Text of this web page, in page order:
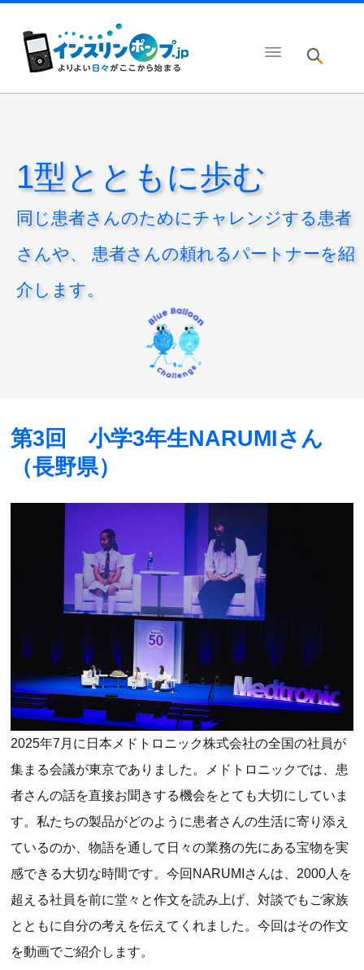
1型とともに歩む
同じ患者さんのためにチャレンジする患者
さんや、
患者さんの頼れるパートナーを紹
介します。
第3回 小学3年生NARUMIさん
（長野県）
2025年7月に日本メドトロニック株式会社の全国の社員が
集まる会議が東京でありました。メドトロニックでは、患
者さんの話を直接お聞きする機会をとても大切にしていま
す。私たちの製品がどのように患者さんの生活に寄り添え
ているのか、物語を通して日々の業務の先にある宝物を実
感できる大切な時間です。今回NARUMIさんは、2000人を
超える社員を前に堂々と作文を読み上げ、対談でもご家族
とともに自分の考えを伝えてくれました。今回はその作文
を動画でご紹介します。